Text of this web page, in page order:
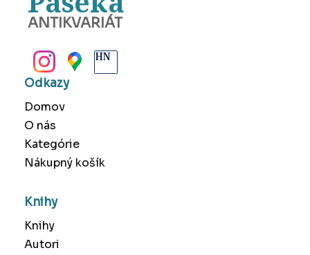
ANTIKVARIÁT
Odkazy
Domov
O nás
Kategórie
Nákupný košík
Knihy
Knihy
Autori